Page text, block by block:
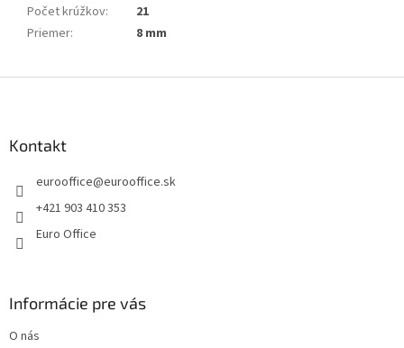
Počet krúžkov:
21
Priemer: 8 mm
Kontakt
eurooffice@eurooffice.sk
+421 903 410 353
Euro Office
Informácie pre vás
O nás